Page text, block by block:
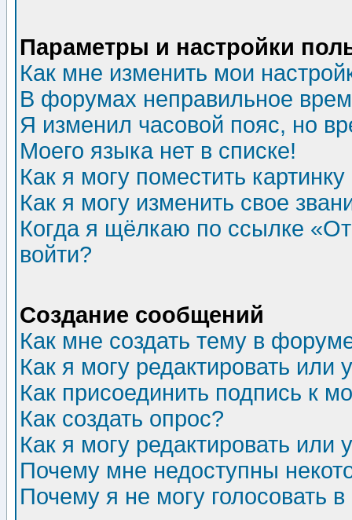
Параметры и настройки
Как мне изменить мои
В форумах неправильное
Я изменил часовой пояс, но
Моего языка нет в списке!
Как я могу поместить
Как я могу изменить свое
Когда я щёлкаю по ссылке
войти?
Создание сообщений
Как мне создать тему в
Как я могу редактировать или
Как присоединить подпись к
Как создать опрос?
Как я могу редактировать или
Почему мне недоступны
Почему я не могу голосовать